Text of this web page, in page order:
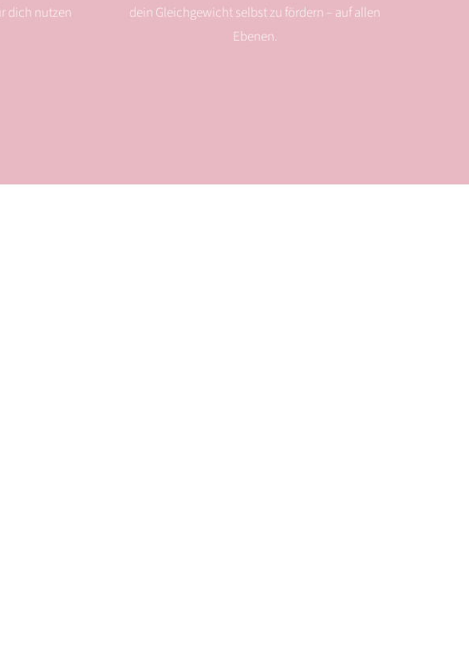
dich nutzen
dein Gleichgewicht selbst zu fördern – auf allen
Ebenen.